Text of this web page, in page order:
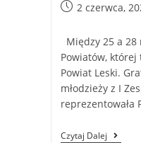
2 czerwca,
Między 25 a
Powiatów, której
Powiat Leski.
młodzieży z I
reprezentowała
Czytaj Dalej